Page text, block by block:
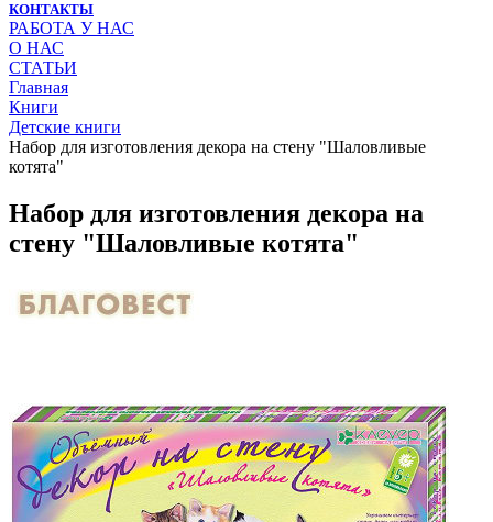
КОНТАКТЫ
РАБОТА У НАС
О НАС
СТАТЬИ
Главная
Книги
Детские книги
Набор для изготовления декора на стену "Шаловливые
котята"
Набор для изготовления декора на
стену "Шаловливые котята"